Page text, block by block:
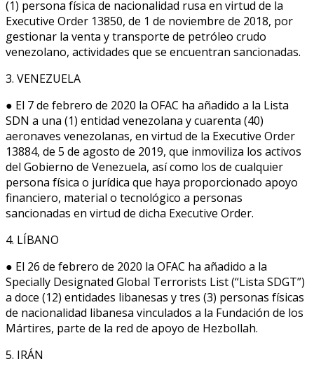
(1) persona física de nacionalidad rusa en virtud de la
Executive Order 13850, de 1 de noviembre de 2018, por
gestionar la venta y transporte de petróleo crudo
venezolano, actividades que se encuentran sancionadas.
3. VENEZUELA
● El 7 de febrero de 2020 la OFAC ha añadido a la Lista
SDN a una (1) entidad venezolana y cuarenta (40)
aeronaves venezolanas, en virtud de la Executive Order
13884, de 5 de agosto de 2019, que inmoviliza los activos
del Gobierno de Venezuela, así como los de cualquier
persona física o jurídica que haya proporcionado apoyo
financiero, material o tecnológico a personas
sancionadas en virtud de dicha Executive Order.
4. LÍBANO
● El 26 de febrero de 2020 la OFAC ha añadido a la
Specially Designated Global Terrorists List (“Lista SDGT”)
a doce (12) entidades libanesas y tres (3) personas físicas
de nacionalidad libanesa vinculados a la Fundación de los
Mártires, parte de la red de apoyo de Hezbollah.
5. IRÁN